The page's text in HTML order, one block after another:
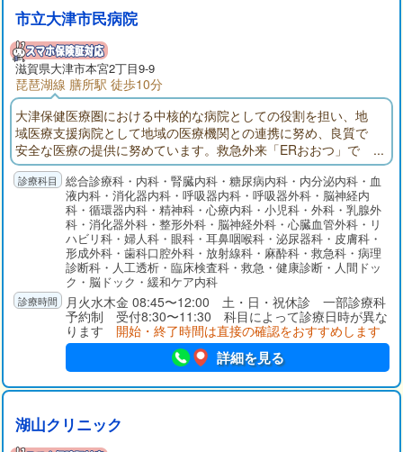
市立大津市民病院
滋賀県大津市本宮2丁目9-9
琵琶湖線 膳所駅 徒歩10分
大津保健医療圏における中核的な病院としての役割を担い、地
域医療支援病院として地域の医療機関との連携に努め、良質で
安全な医療の提供に努めています。救急外来「ERおおつ」で
は、24時間365日「とまらない救急」を掲げ、救急専門医を中心
に他科医師やICUと速やかに連携しています。健診センターでは
各種検診や予防接種を行うとともに、早期発見から内視鏡およ
び外科的手術治療、化学療法、放射線治療そして緩和ケアにい
たるまで、シームレスで集学的ながん診療を提供しています。
総合診療科・内科・腎臓内科・糖尿病内科・内分泌内科・血
液内科・消化器内科・呼吸器内科・呼吸器外科・脳神経内
科・循環器内科・精神科・心療内科・小児科・外科・乳腺外
科・消化器外科・整形外科・脳神経外科・心臓血管外科・リ
ハビリ科・婦人科・眼科・耳鼻咽喉科・泌尿器科・皮膚科・
形成外科・歯科口腔外科・放射線科・麻酔科・救急科・病理
診断科・人工透析・臨床検査科・救急・健康診断・人間ドッ
ク・脳ドック・緩和ケア内科
月火水木金 08:45〜12:00 土・日・祝休診 一部診療科
予約制 受付8:30〜11:30 科目によって診療日時が異な
ります 開始・終了時間は直接の確認をおすすめします
詳細を見る
湖山クリニック